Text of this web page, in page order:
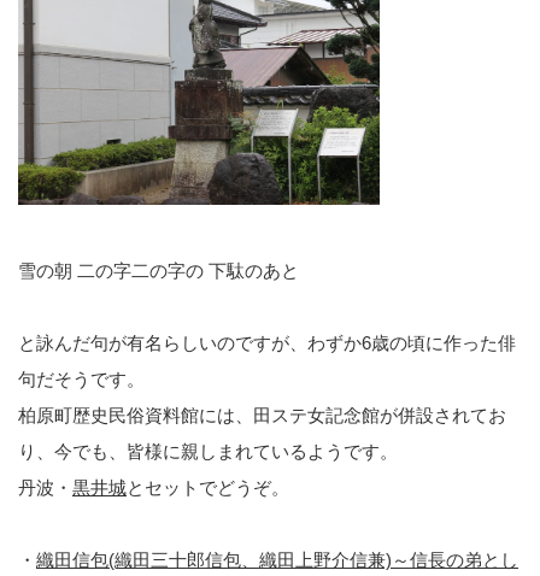
雪の朝 二の字二の字の 下駄のあと
と詠んだ句が有名らしいのですが、わずか6歳の頃に作った俳
句だそうです。
柏原町歴史民俗資料館には、田ステ女記念館が併設されてお
り、今でも、皆様に親しまれているようです。
丹波・ 黒井城とセットでどうぞ。
・ 織田信包(織田三十郎信包、織田上野介信兼)～信長の弟とし